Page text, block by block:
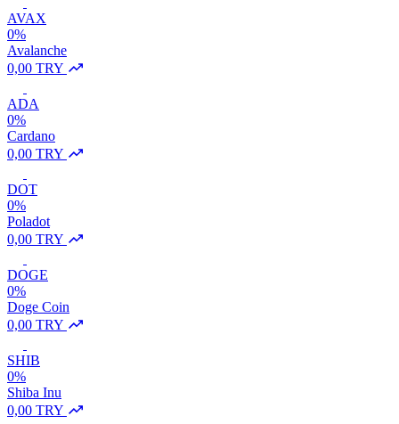
AVAX
0%
Avalanche
0,00 TRY
ADA
0%
Cardano
0,00 TRY
DOT
0%
Poladot
0,00 TRY
DOGE
0%
Doge Coin
0,00 TRY
SHIB
0%
Shiba Inu
0,00 TRY